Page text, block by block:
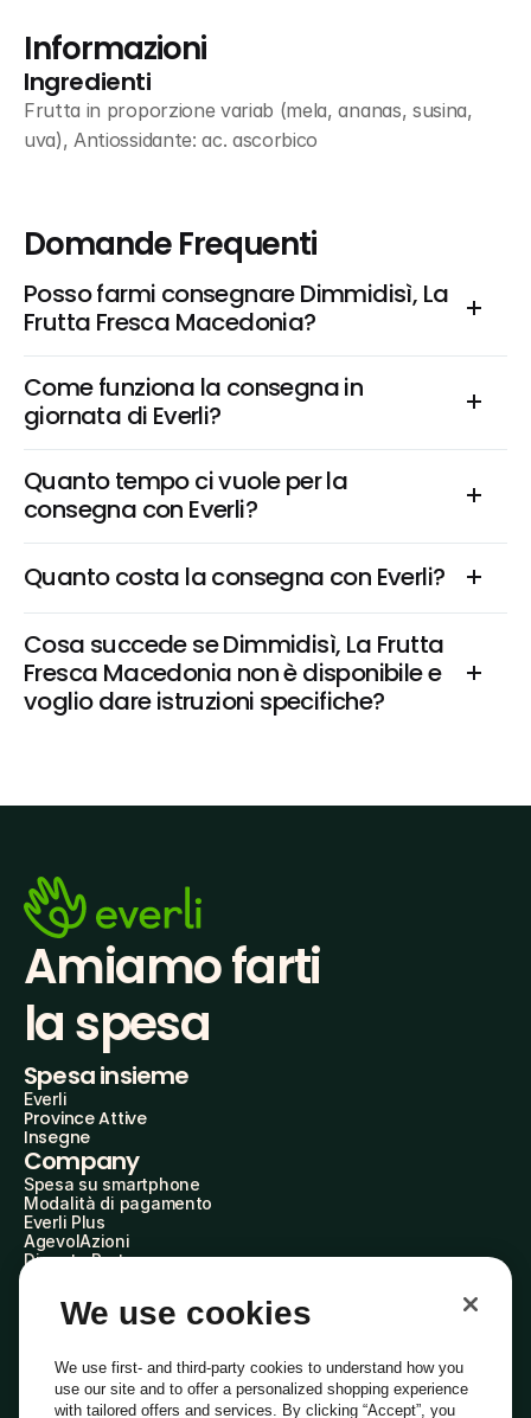
Informazioni
Ingredienti
Frutta in proporzione variab (mela, ananas, susina,
uva), Antiossidante: ac. ascorbico
Domande Frequenti
Posso farmi consegnare Dimmidisì, La
Frutta Fresca Macedonia?
Come funziona la consegna in
giornata di Everli?
Quanto tempo ci vuole per la
consegna con Everli?
Quanto costa la consegna con Everli?
Cosa succede se Dimmidisì, La Frutta
Fresca Macedonia non è disponibile e
voglio dare istruzioni specifiche?
Amiamo farti
la spesa
Spesa insieme
Everli
Province Attive
Insegne
Company
Spesa su smartphone
Modalità di pagamento
Everli Plus
AgevolAzioni
Diventa Partner
Everli Shoppers
About Us
Everli News
Domande frequenti
Lavora con noi
We use cookies
We use first- and third-party cookies to understand how you
use our site and to offer a personalized shopping experience
with tailored offers and services. By clicking “Accept”, you